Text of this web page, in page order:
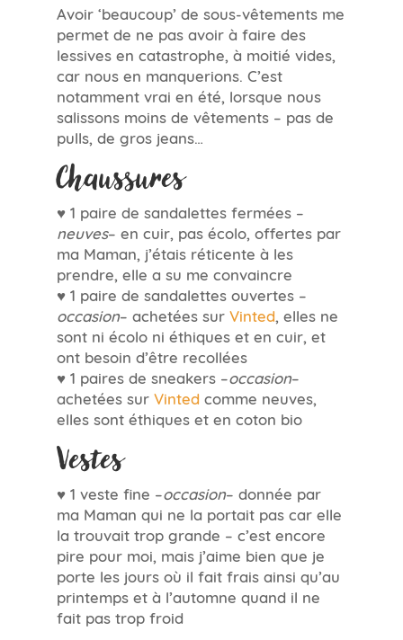
Avoir ‘beaucoup’ de sous-vêtements me
permet de ne pas avoir à faire des
lessives en catastrophe, à moitié vides,
car nous en manquerions. C’est
notamment vrai en été, lorsque nous
salissons moins de vêtements – pas de
pulls, de gros jeans…
Chaussures
♥ 1 paire de sandalettes fermées –
neuves– en cuir, pas écolo, offertes par
ma Maman, j’étais réticente à les
prendre, elle a su me convaincre
♥ 1 paire de sandalettes ouvertes –
occasion– achetées sur Vinted, elles ne
sont ni écolo ni éthiques et en cuir, et
ont besoin d’être recollées
♥ 1 paires de sneakers –occasion–
achetées sur Vintedcomme neuves,
elles sont éthiques et en coton bio
Vestes
♥ 1 veste fine –occasion– donnée par
ma Maman qui ne la portait pas car elle
la trouvait trop grande – c’est encore
pire pour moi, mais j’aime bien que je
porte les jours où il fait frais ainsi qu’au
printemps et à l’automne quand il ne
fait pas trop froid